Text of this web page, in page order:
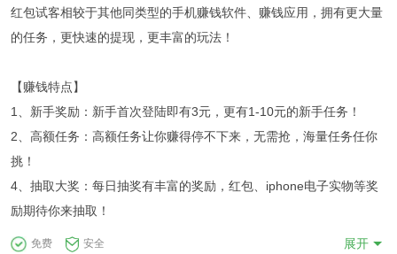
红包试客相较于其他同类型的手机赚钱软件、赚钱应用，拥有更大量
的任务，更快速的提现，更丰富的玩法！
【赚钱特点】
1、新手奖励：新手首次登陆即有3元，更有1-10元的新手任务！
2、高额任务：高额任务让你赚得停不下来，无需抢，海量任务任你
挑！
4、抽取大奖：每日抽奖有丰富的奖励，红包、iphone电子实物等奖
励期待你来抽取！
3、邀请好友：分享软件邀请好友一起玩，躺着也能拿奖励，手机赚
免费 安全 展开